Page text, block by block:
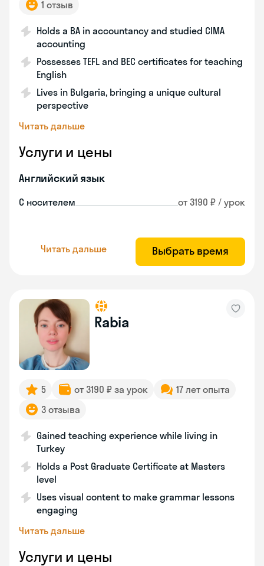
1 отзыв
Holds a BA in accountancy and studied CIMA
accounting
Possesses TEFL and BEC certificates for teaching
English
Lives in Bulgaria, bringing a unique cultural
perspective
Читать дальше
Услуги и цены
Английский язык
С носителем от 3190 ₽ / урок
Читать дальше Выбрать время
Rabia
5 от 3190 ₽ за урок
17 лет опыта
3 отзыва
Gained teaching experience while living in
Turkey
Holds a Post Graduate Certificate at Masters
level
Uses visual content to make grammar lessons
engaging
Читать дальше
Услуги и цены